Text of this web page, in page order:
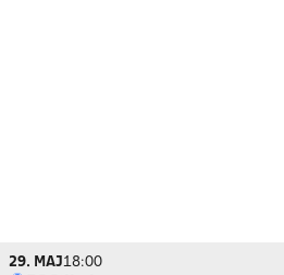
29. MAJ18:00